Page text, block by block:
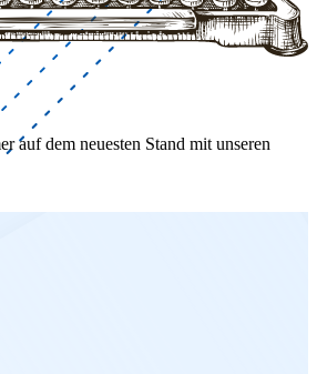
auf dem neuesten Stand mit unseren